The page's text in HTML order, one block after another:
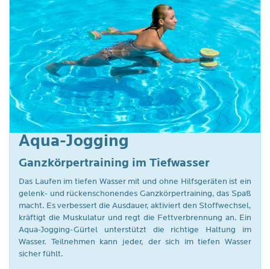
Aqua-Jogging
Ganzkörpertraining im Tiefwasser
Das Laufen im tiefen Wasser mit und ohne Hilfsgeräten ist ein
gelenk- und rückenschonendes Ganzkörpertraining, das Spaß
macht. Es verbessert die Ausdauer, aktiviert den Stoffwechsel,
kräftigt die Muskulatur und regt die Fettverbrennung an. Ein
Aqua-Jogging-Gürtel unterstützt die richtige Haltung im
Wasser. Teilnehmen kann jeder, der sich im tiefen Wasser
sicher fühlt.